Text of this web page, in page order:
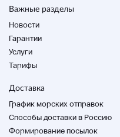
* Качество звука не
или заменено в
можем подтвердить.
Обратите внимание,
* Мы не принимаем
состояния как
Пожалуйста,
разлагаем чистку
Важные разделы
Новости
Гарантии
Услуги
Тарифы
Доставка
График морских отправок
Способы доставки в Россию
Формирование посылок